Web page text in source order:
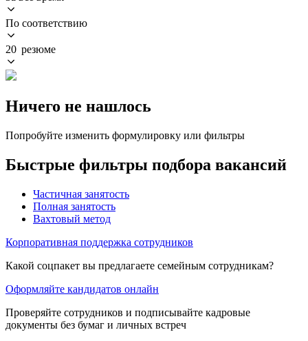
По соответствию
20 резюме
Ничего не нашлось
Попробуйте изменить формулировку или фильтры
Быстрые фильтры подбора вакансий
Частичная занятость
Полная занятость
Вахтовый метод
Корпоративная поддержка сотрудников
Какой соцпакет вы предлагаете семейным сотрудникам?
Оформляйте кандидатов онлайн
Проверяйте сотрудников и подписывайте кадровые
документы без бумаг и личных встреч